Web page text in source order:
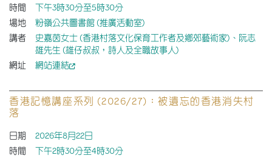
時間
下午3時30分至5時30分
場地
粉嶺公共圖書館 (推廣活動室)
講者
史嘉茵女士 (香港村落文化保育工作者及鄉郊藝術家)、阮志
雄先生 (雄仔叔叔，詩人及全職故事人)
網址
網站連結
香港記憶講座系列 (2026/27)：被遺忘的香港消失村
落
日期
2026年8月22日
時間
下午2時30分至4時30分